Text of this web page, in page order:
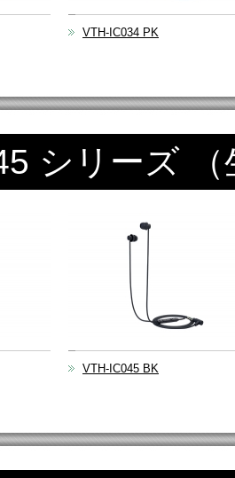
VTH-IC034 PK
シリーズ （
VTH-IC045 BK